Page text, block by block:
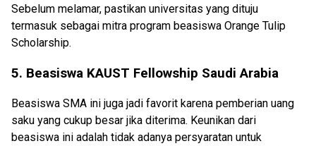
Sebelum melamar, pastikan universitas yang dituju
termasuk sebagai mitra program beasiswa Orange Tulip
Scholarship.
5. Beasiswa KAUST Fellowship Saudi Arabia
Beasiswa SMA ini juga jadi favorit karena pemberian uang
saku yang cukup besar jika diterima. Keunikan dari
beasiswa ini adalah tidak adanya persyaratan untuk